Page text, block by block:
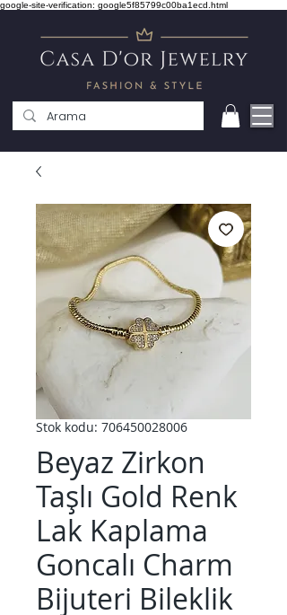
google-site-verification: google5f85799c00ba1ecd.html
Stok kodu: 706450028006
Beyaz Zirkon
Taşlı Gold Renk
Lak Kaplama
Goncalı Charm
Bijuteri Bileklik